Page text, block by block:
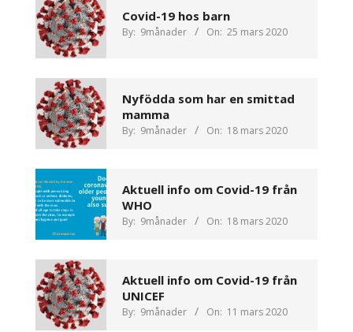
Covid-19 hos barn
By: 9månader On: 25 mars 2020
Nyfödda som har en smittad
mamma
By: 9månader On: 18 mars 2020
Aktuell info om Covid-19 från
WHO
By: 9månader On: 18 mars 2020
Aktuell info om Covid-19 från
UNICEF
By: 9månader On: 11 mars 2020